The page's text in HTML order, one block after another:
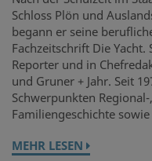
Schloss Plön und
begann er seine
Fachzeitschrift Die
Reporter und in
und Gruner + Jahr. Seit
Schwerpunkten
Familiengeschichte
MEHR LESEN